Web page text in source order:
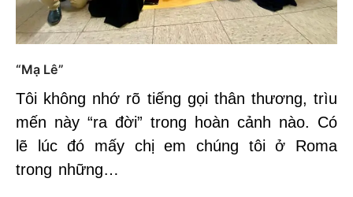
“Mạ Lê”
Tôi không nhớ rõ tiếng gọi thân thương, trìu
mến này “ra đời” trong hoàn cảnh nào. Có
lẽ lúc đó mấy chị em chúng tôi ở Roma
trong những…